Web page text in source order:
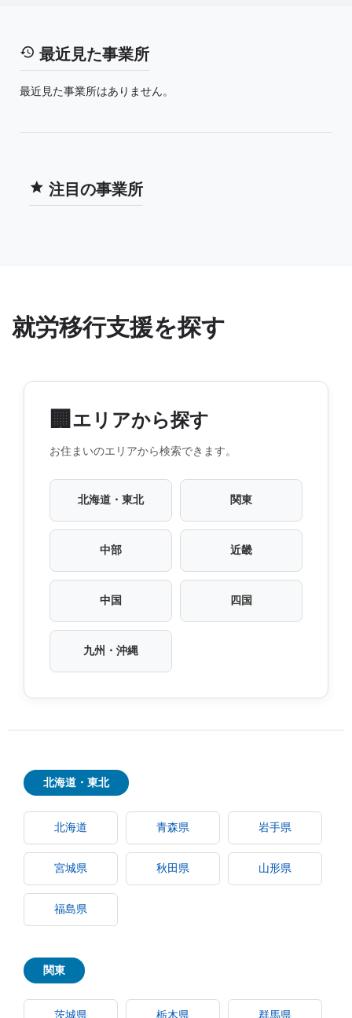
最近見た事業所
最近見た事業所はありません。
注目の事業所
就労移行支援を探す
🏢 エリアから探す
お住まいのエリアから検索できます。
北海道・東北 関東
中部 近畿
中国 四国
九州・沖縄
北海道・東北
北海道 青森県 岩手県
宮城県 秋田県 山形県
福島県
関東
茨城県 栃木県 群馬県